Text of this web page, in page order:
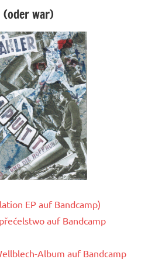
(oder war)
EP auf Bandcamp)
auf Bandcamp
Album auf Bandcamp